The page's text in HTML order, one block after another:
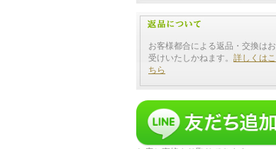
お客様都合による返品・交換はお
受けいたしかねます。 詳しくはこ
ちら